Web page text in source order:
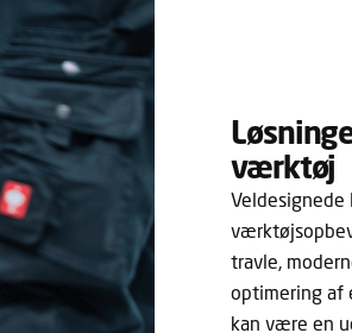
værktøj
Veldesignede
travle,
optimering
kan være en